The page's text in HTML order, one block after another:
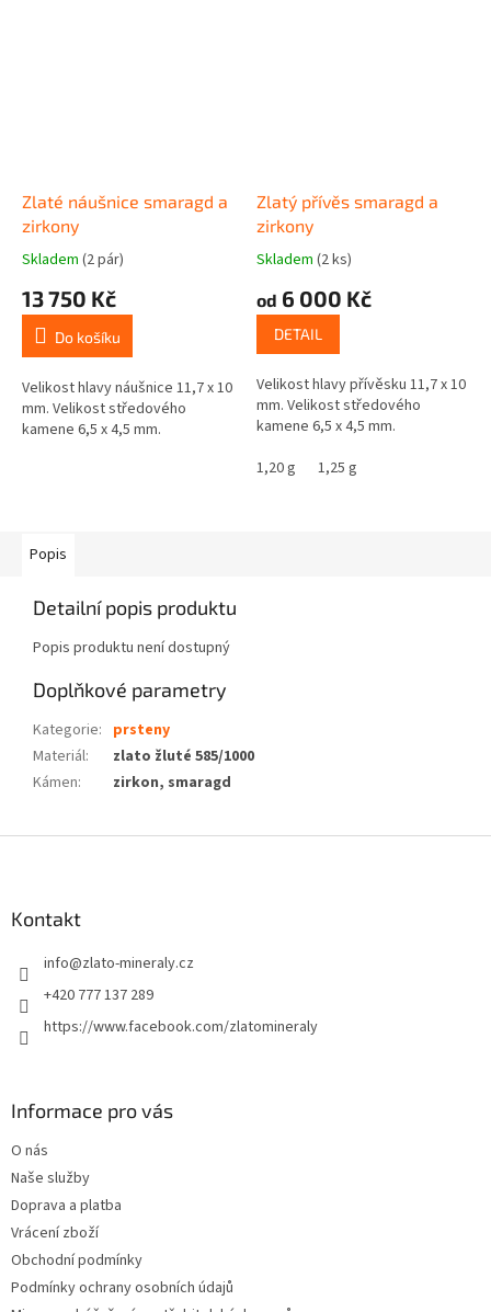
Zlaté náušnice smaragd a
zirkony
Skladem (2 pár)
13 750 Kč
Do košíku
Velikost hlavy náušnice 11,7 x 10
mm. Velikost středového
kamene 6,5 x 4,5 mm.
Zlatý přívěs smaragd a
zirkony
Skladem (2 ks)
od 6 000 Kč
DETAIL
Velikost hlavy přívěsku 11,7 x 10
mm. Velikost středového
kamene 6,5 x 4,5 mm.
1,20 g
1,25 g
Popis
Detailní popis produktu
Popis produktu není dostupný
Doplňkové parametry
Kategorie: prsteny
Materiál:
zlato žluté 585/1000
Kámen: zirkon, smaragd
Kontakt
info@zlato-mineraly.cz
+420 777 137 289
https://www.facebook.com/zlatomineraly
Informace pro vás
O nás
Naše služby
Doprava a platba
Vrácení zboží
Obchodní podmínky
Podmínky ochrany osobních údajů